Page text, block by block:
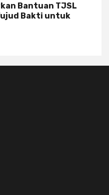
Bantuan TJSL
Bakti untuk